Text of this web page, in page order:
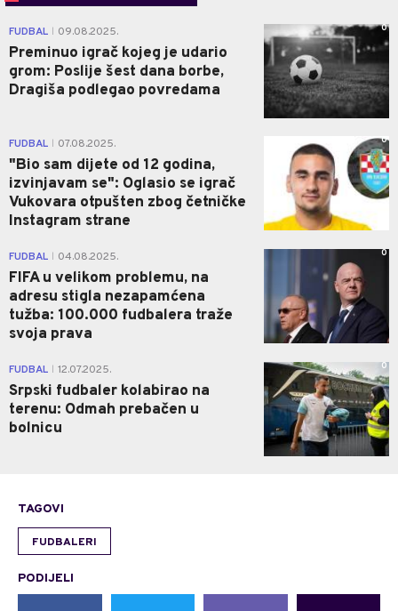
FUDBAL 09.08.2025.
Preminuo igrač kojeg je udario
grom: Poslije šest dana borbe,
Dragiša podlegao povredama
0
FUDBAL 07.08.2025.
"Bio sam dijete od 12 godina,
izvinjavam se": Oglasio se igrač
Vukovara otpušten zbog četničke
Instagram strane
0
FUDBAL 04.08.2025.
FIFA u velikom problemu, na
adresu stigla nezapamćena
tužba: 100.000 fudbalera traže
svoja prava
0
FUDBAL 12.07.2025.
Srpski fudbaler kolabirao na
terenu: Odmah prebačen u
bolnicu
0
TAGOVI
FUDBALERI
PODIJELI